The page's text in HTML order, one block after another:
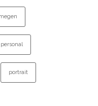
personal
portrait